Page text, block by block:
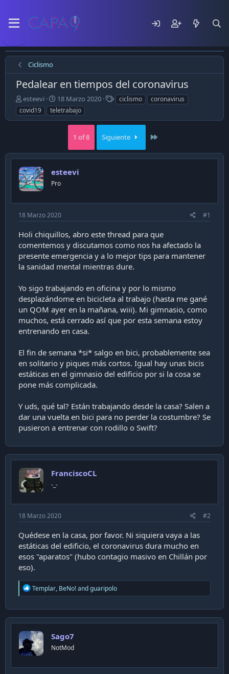
Ciclismo
Pedalear en tiempos del coronavirus
E
m
p
e
t
e
m
esteevi
F
e
c
e
u
b
a
i
ó
n
18 Marzo 2020
T
a
s
ciclismo
coronavirus
covid19
teletrabajo
1 of 8 Siguiente
esteevi
Pro
18 Marzo 2020 #1
Holi chiquillos, abro este thread para que
comentemos y discutamos como nos ha afectado la
presente emergencia y a lo mejor tips para mantener
la sanidad mental mientras dure.
Yo sigo trabajando en oficina y por lo mismo
desplazándome en bicicleta al trabajo (hasta me gané
un QOM ayer en la mañana, wiii). Mi gimnasio, como
muchos, está cerrado así que por esta semana estoy
entrenando en casa.
El fin de semana *si* salgo en bici, probablemente sea
en solitario y piques más cortos. Igual hay unas bicis
estáticas en el gimnasio del edificio por si la cosa se
pone más complicada.
Y uds, qué tal? Están trabajando desde la casa? Salen a
dar una vuelta en bici para no perder la costumbre? Se
pusieron a entrenar con rodillo o Swift?
FranciscoCL
-_-
18 Marzo 2020 #2
Quédese en la casa, por favor. Ni siquiera vaya a las
estáticas del edificio, el coronavirus dura mucho en
esos "aparatos" (hubo contagio masivo en Chillán por
eso).
R
e
c
t
o
n
s
Templar, BeNo!andguaripolo
Sago7
NotMod